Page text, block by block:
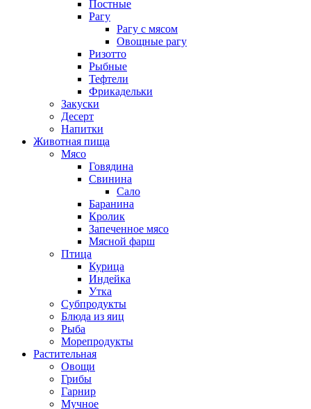
Постные
Рагу
Рагу с мясом
Овощные рагу
Ризотто
Рыбные
Тефтели
Фрикадельки
Закуски
Десерт
Напитки
Животная пища
Мясо
Говядина
Свинина
Сало
Баранина
Кролик
Запеченное мясо
Мясной фарш
Птица
Курица
Индейка
Утка
Субпродукты
Блюда из яиц
Рыба
Морепродукты
Растительная
Овощи
Грибы
Гарнир
Мучное